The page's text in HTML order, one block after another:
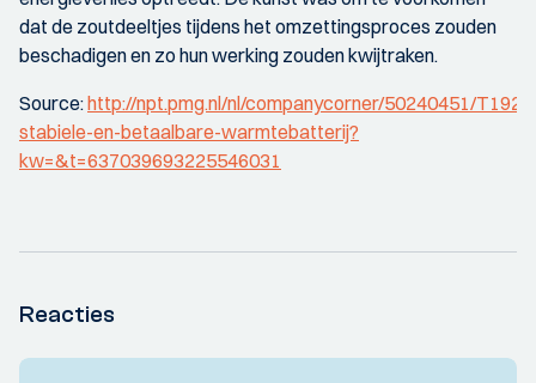
dat de zoutdeeltjes tijdens het omzettingsproces zouden
beschadigen en zo hun werking zouden kwijtraken.
Source:http://npt.pmg.nl/nl/companycorner/50240451/
stabiele-en-betaalbare-warmtebatterij?
kw=&t=637039693225546031
Reacties